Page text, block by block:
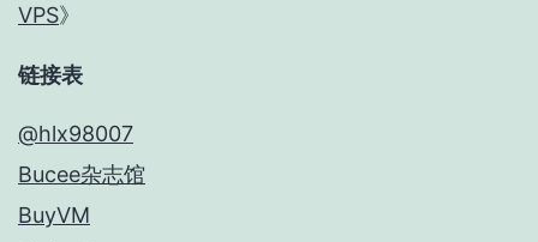
VPS》
链接表
@hlx98007
Bucee杂志馆
BuyVM